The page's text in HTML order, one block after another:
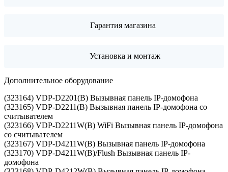
Гарантия магазина
Установка и монтаж
Дополнительное оборудование
(323164) VDP-D2201(B) Вызывная панель IP-домофона
(323165) VDP-D2211(B) Вызывная панель IP-домофона со
считывателем
(323166) VDP-D2211W(B) WiFi Вызывная панель IP-домофона
со считывателем
(323167) VDP-D4211W(B) Вызывная панель IP-домофона
(323170) VDP-D4211W(B)/Flush Вызывная панель IP-
домофона